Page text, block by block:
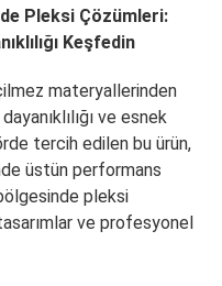
Pleksi Çözümleri:
Keşfedin
materyallerinden
ve esnek
tercih edilen bu ürün,
üstün performans
pleksi
ve profesyonel